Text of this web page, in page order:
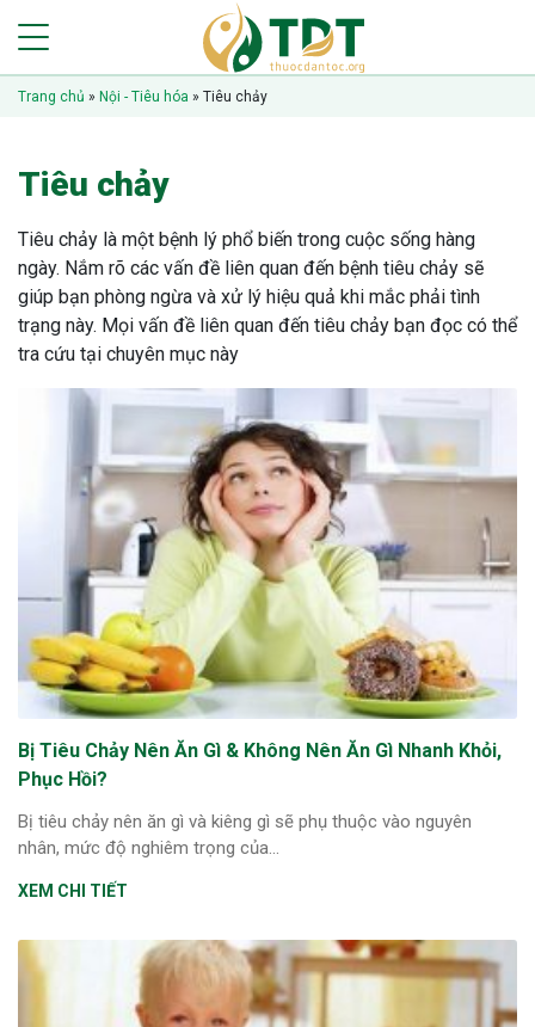
Trang chủ » Nội - Tiêu hóa » Tiêu chảy
Tiêu chảy
Tiêu chảy là một bệnh lý phổ biến trong cuộc sống hàng
ngày. Nắm rõ các vấn đề liên quan đến bệnh tiêu chảy sẽ
giúp bạn phòng ngừa và xử lý hiệu quả khi mắc phải tình
trạng này. Mọi vấn đề liên quan đến tiêu chảy bạn đọc có thể
tra cứu tại chuyên mục này
Bị Tiêu Chảy Nên Ăn Gì & Không Nên Ăn Gì Nhanh Khỏi,
Phục Hồi?
Bị tiêu chảy nên ăn gì và kiêng gì sẽ phụ thuộc vào nguyên
nhân, mức độ nghiêm trọng của...
XEM CHI TIẾT